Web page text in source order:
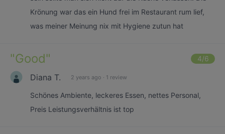
Krönung war das ein Hund frei im Restaurant rum lief,
was meiner Meinung nix mit Hygiene zutun hat
"Good" 4/6
Diana T. 2 years ago · 1 review
Schönes Ambiente, leckeres Essen, nettes Personal,
Preis Leistungsverhältnis ist top